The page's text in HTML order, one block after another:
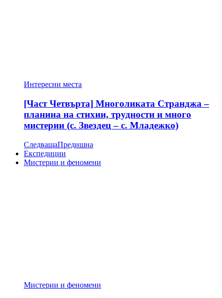
Интересни места
[Част Четвърта] Многоликата Странджа –
планина на стихии, трудности и много
мистерии (с. Звездец – с. Младежко)
СледващаПредишна
Експедиции
Мистерии и феномени
Мистерии и феномени